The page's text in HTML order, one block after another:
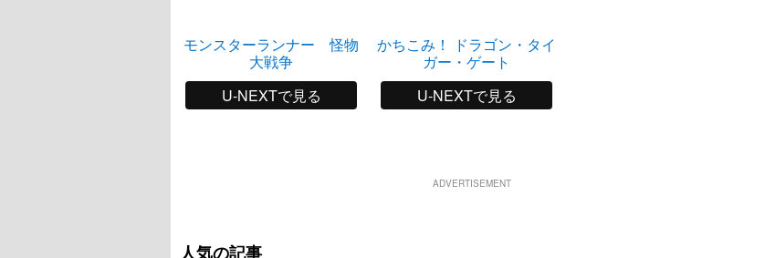
モンスターランナー 怪物
大戦争
U-NEXTで見る
かちこみ！ ドラゴン・タイ
ガー・ゲート
U-NEXTで見る
ADVERTISEMENT
人気の記事